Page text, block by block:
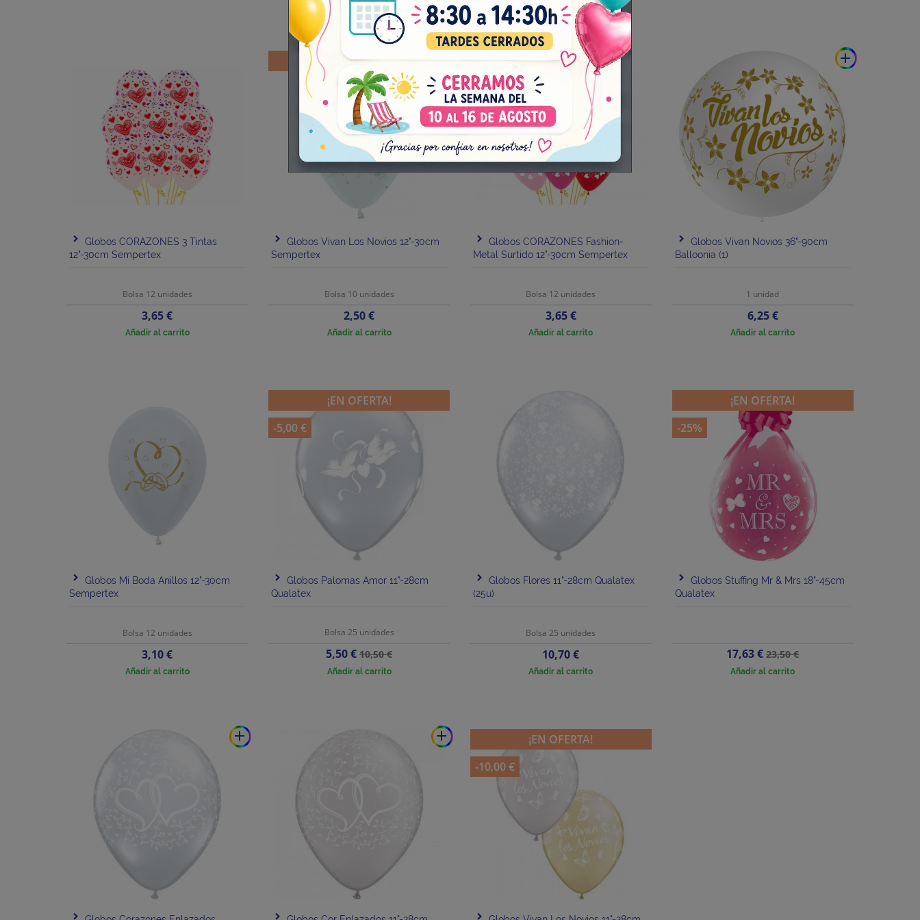
Globos CORAZONES 3 Tintas
12"-30cm Sempertex
Bolsa 12 unidades
Precio
3,65 €
Añadir al carrito
add
Globos Vivan Los Novios 12"-30cm
Sempertex
Bolsa 10 unidades
Precio
2,50 €
Añadir al carrito
¡EN OFERTA!
Globos CORAZONES Fashion-
Metal Surtido 12"-30cm Sempertex
Bolsa 12 unidades
Precio
3,65 €
Añadir al carrito
add
Globos Vivan Novios 36"-90cm
Balloonia (1)
1 unidad
Precio
6,25 €
Añadir al carrito
Globos Mi Boda Anillos 12"-30cm
Sempertex
Bolsa 12 unidades
Precio
3,10 €
Añadir al carrito
Globos Palomas Amor 11"-28cm
Qualatex
Bolsa 25 unidades
Precio
5,50 €Precio
base
10,50 €
Añadir al carrito
¡EN OFERTA!
-5,00 €
Globos Flores 11"-28cm Qualatex
(25u)
Bolsa 25 unidades
Precio
10,70 €
Añadir al carrito
Globos Stuffing Mr & Mrs 18"-45cm
Qualatex
Precio
17,63 €Precio
base
23,50 €
Añadir al carrito
¡EN OFERTA!
-25%
add add
¡EN OFERTA!
-10,00 €